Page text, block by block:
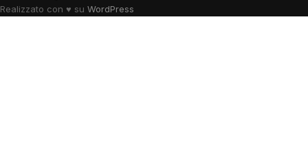
Realizzato con ♥ su WordPress